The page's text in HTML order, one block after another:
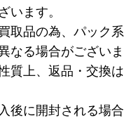
います。
取品の為、パック
なる場合がございま
質上、返品・交換
後に開封される場